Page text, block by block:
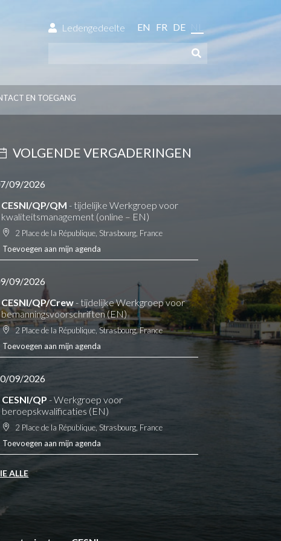
Ledengedeelte EN FR DE NL
EN TOEGANG
VOLGENDE VERGADERINGEN
09/2026
CESNI/QP/QM - tijdelijke Werkgroep voor
kwaliteitsmanagement (online – EN)
2 Place de la République, Strasbourg, France
Toevoegen aan mijn agenda
09/2026
CESNI/QP/Crew- tijdelijke Werkgroep voor
bemanningsvoorschriften (EN)
2 Place de la République, Strasbourg, France
Toevoegen aan mijn agenda
09/2026
CESNI/QP - Werkgroep voor
beroepskwalificaties (EN)
2 Place de la République, Strasbourg, France
Toevoegen aan mijn agenda
ALLE